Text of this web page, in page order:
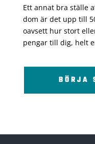
Ett annat bra ställe
dom är det upp till
oavsett hur stort
pengar till dig, helt
BÖRJA